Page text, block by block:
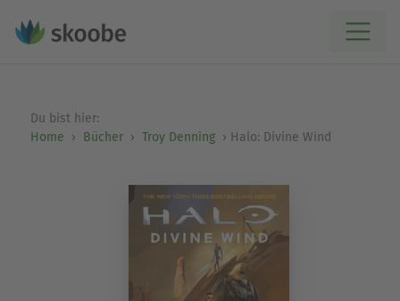
Du bist hier:
Home
Bücher Troy Denning Halo: Divine Wind